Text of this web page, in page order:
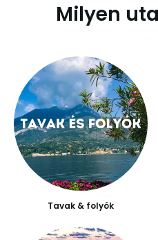
Milyen
Tavak & folyók